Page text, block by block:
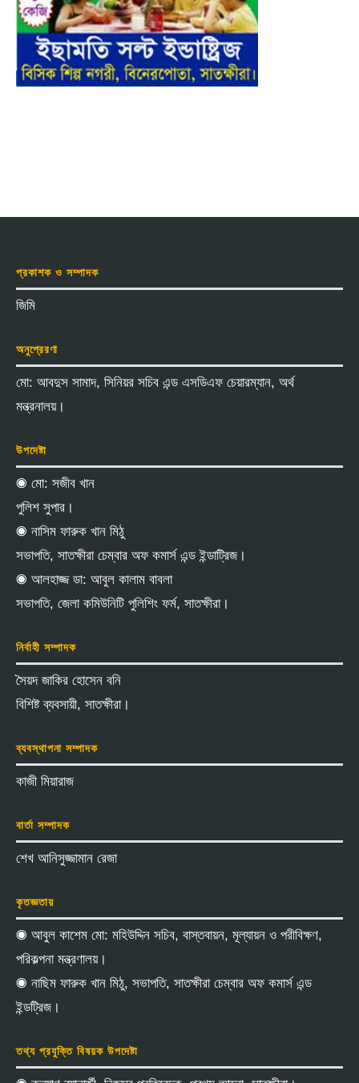
প্রকাশক ও সম্পাদক
জিমি
অনুপ্রেরণা
মো: আবদুস সামাদ, সিনিয়র সচিব এন্ড এসডিএফ চেয়ারম্যান, অর্থ
মন্ত্রনালয়।
উপদেষ্টা
◉ মো: সজীব খান
পুলিশ সুপার।
◉ নাসিম ফারুক খান মিঠু
সভাপতি, সাতক্ষীরা চেম্বার অফ কমার্স এন্ড ইন্ডাট্রিজ।
◉ আলহাজ্জ ডা: আবুল কালাম বাবলা
সভাপতি, জেলা কমিউনিটি পুলিশিং ফর্ম, সাতক্ষীরা।
নির্বাহী সম্পাদক
সৈয়দ জাকির হোসেন বনি
বিশিষ্ট ব্যবসায়ী, সাতক্ষীরা।
ব্যবস্থাপনা সম্পাদক
কাজী মিয়ারাজ
বার্তা সম্পাদক
শেখ আনিসুজ্জামান রেজা
কৃতজ্ঞতায়
◉ আবুল কাশেম মো: মহিউদ্দিন সচিব, বাস্তবায়ন, মূল্যায়ন ও পরীবিক্ষণ,
পরিকল্পনা মন্ত্রণালয়।
◉ নাছিম ফারুক খান মিঠু, সভাপতি, সাতক্ষীরা চেম্বার অফ কমার্স এন্ড
ইন্ডট্রিজ।
তথ্য প্রযুক্তি বিষয়ক উপদেষ্টা